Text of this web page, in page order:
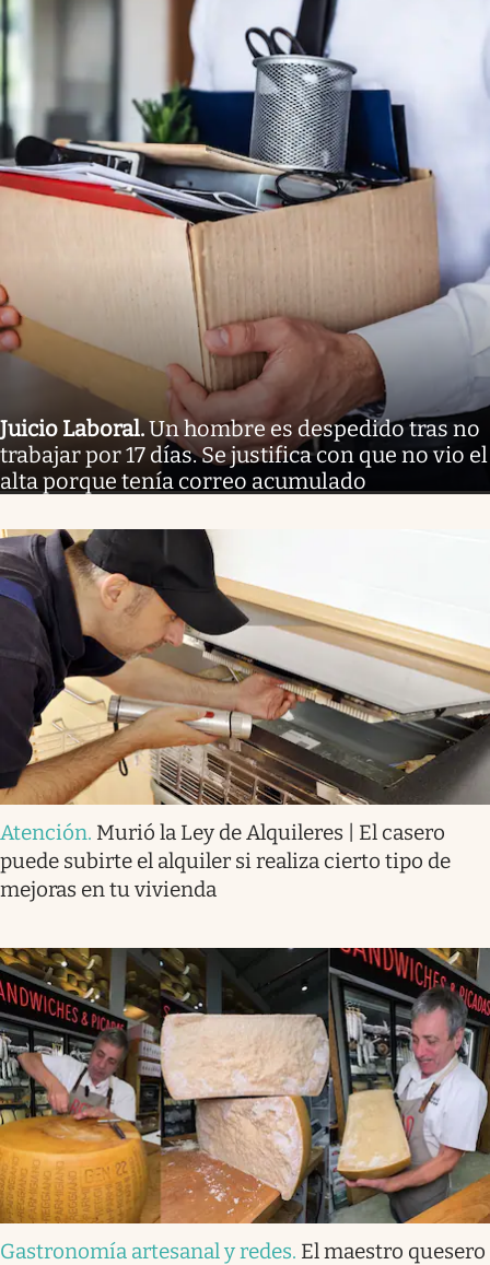
Juicio Laboral.Un hombre es despedido tras no
trabajar por 17 días. Se justifica con que no vio el
alta porque tenía correo acumulado
Atención. Murió la Ley de Alquileres | El casero
puede subirte el alquiler si realiza cierto tipo de
mejoras en tu vivienda
Gastronomía artesanal y redes. El maestro quesero